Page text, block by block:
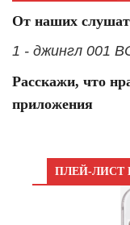
От наших
1 - джингл 001
Расскажи, что
приложения
ПЛЕЙ-ЛИСТ